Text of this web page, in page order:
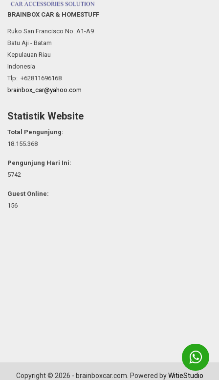
BRAINBOX CAR & HOMESTUFF
Ruko San Francisco No. A1-A9
Batu Aji - Batam
Kepulauan Riau
Indonesia
Tlp: +62811696168
brainbox_car@yahoo.com
Statistik Website
Total Pengunjung:
18.155.368
Pengunjung Hari Ini:
5742
Guest Online:
156
Copyright © 2026 - brainboxcar.com. Powered byWitieStudio